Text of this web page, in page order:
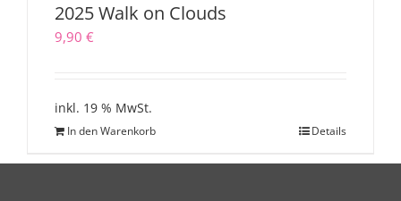
2025 Walk on Clouds
9,90 €
inkl. 19 % MwSt.
In den Warenkorb Details